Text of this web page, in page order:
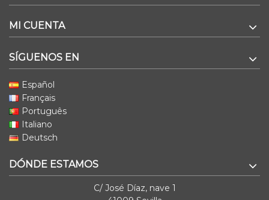
MI CUENTA
SÍGUENOS EN
Español
Français
Português
Italiano
Deutsch
DÓNDE ESTAMOS
C/ José Díaz, nave 1